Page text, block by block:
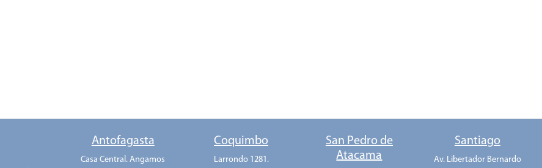
Antofagasta
Casa Central. Angamos
Coquimbo
Larrondo 1281.
San Pedro de
Atacama
Santiago
Av. Libertador Bernardo